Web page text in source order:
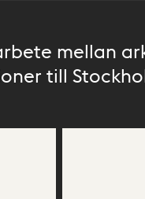
mellan
till